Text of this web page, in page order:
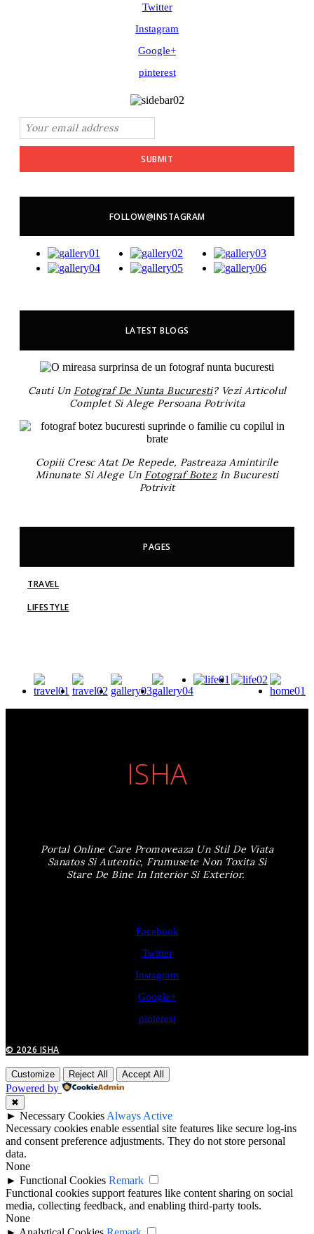
Twitter
Instagram
Google+
pinterest
SUBMIT
FOLLOW@INSTAGRAM
LATEST BLOGS
Cauti Un Fotograf De Nunta Bucuresti? Vezi Articolul
Complet Si Alege Persoana Potrivita
Copiii Cresc Atat De Repede, Pastreaza Amintirile
Minunate Si Alege Un Fotograf BotezIn Bucuresti
Potrivit
PAGES
TRAVEL
LIFESTYLE
ISHA
Portal Online Care Promoveaza Un Stil De Viata
Sanatos Si Autentic, Frumusete Non Toxita Si
Stare De Bine In Interior Si Exterior.
Facebook
Twitter
Instagram
Google+
pinterest
© 2026 ISHA
Customize Reject All Accept All
Powered by
✖
► Necessary Cookies Always Active
Necessary cookies enable essential site features like secure log-ins
and consent preference adjustments. They do not store personal
data.
None
► Functional Cookies Remark
Functional cookies support features like content sharing on social
media, collecting feedback, and enabling third-party tools.
None